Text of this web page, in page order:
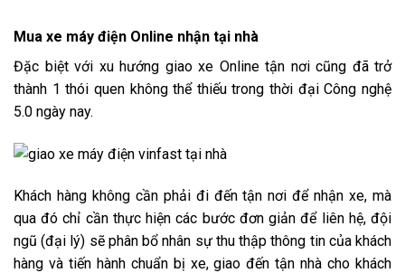
Mua xe máy điện Online nhận tại nhà
Đặc biệt với xu hướng giao xe Online tận nơi cũng đã trở
thành 1 thói quen không thể thiếu trong thời đại Công nghệ
5.0 ngày nay.
Khách hàng không cần phải đi đến tận nơi để nhận xe, mà
qua đó chỉ cần thực hiện các bước đơn giản để liên hệ, đội
ngũ (đại lý) sẽ phân bổ nhân sự thu thập thông tin của khách
hàng và tiến hành chuẩn bị xe, giao đến tận nhà cho khách